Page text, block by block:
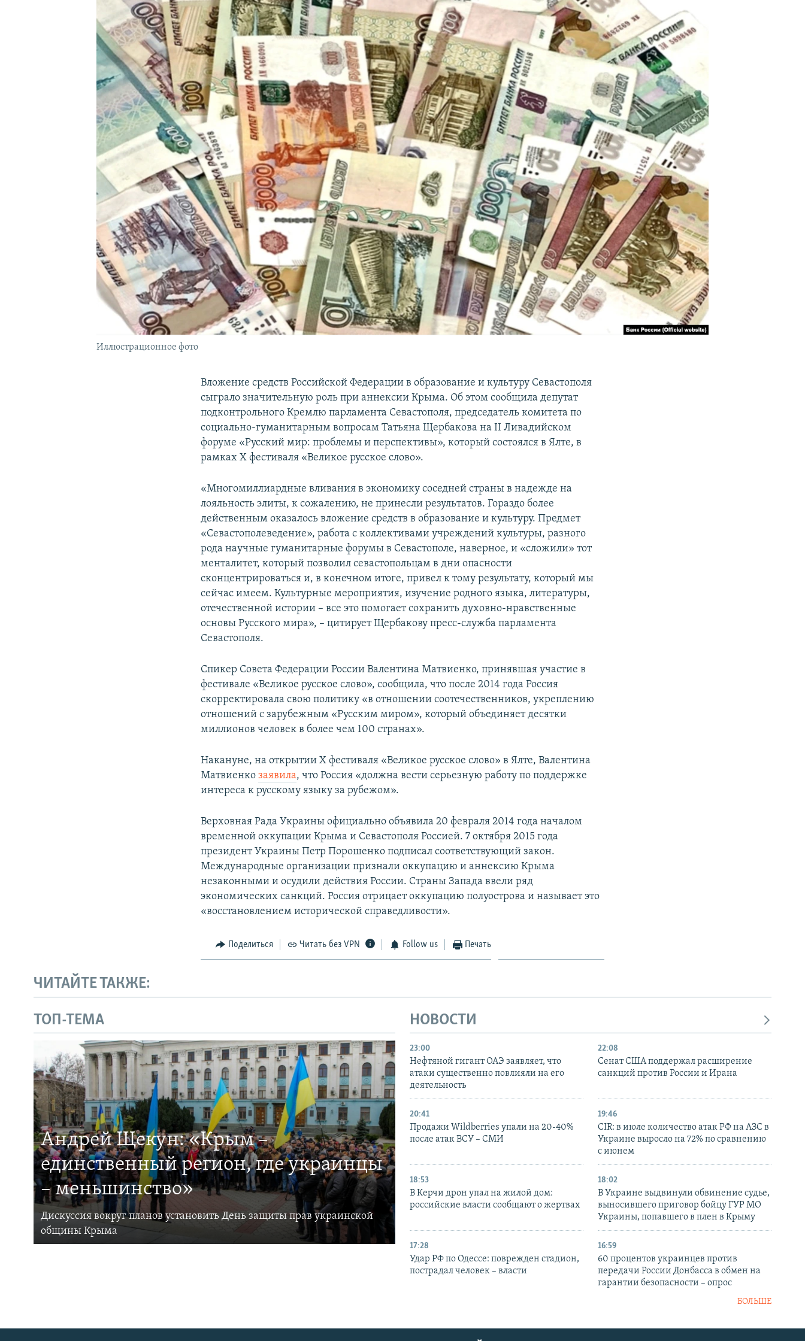
КРЫМ.НЕПОКОРЕННЫЙ
УКРАИНСКАЯ ПРОБЛЕМА КРЫМА
Иллюстрационное фото
Вложение средств Российской Федерации в образование и культуру Севастополя
сыграло значительную роль при аннексии Крыма. Об этом сообщила депутат
подконтрольного Кремлю парламента Севастополя, председатель комитета по
социально-гуманитарным вопросам Татьяна Щербакова на II Ливадийском
форуме «Русский мир: проблемы и перспективы», который состоялся в Ялте, в
рамках Х фестиваля «Великое русское слово».
«Многомиллиардные вливания в экономику соседней страны в надежде на
лояльность элиты, к сожалению, не принесли результатов. Гораздо более
действенным оказалось вложение средств в образование и культуру. Предмет
«Севастополеведение», работа с коллективами учреждений культуры, разного
рода научные гуманитарные форумы в Севастополе, наверное, и «сложили» тот
менталитет, который позволил севастопольцам в дни опасности
сконцентрироваться и, в конечном итоге, привел к тому результату, который мы
сейчас имеем. Культурные мероприятия, изучение родного языка, литературы,
отечественной истории – все это помогает сохранить духовно-нравственные
основы Русского мира», – цитирует Щербакову пресс-служба парламента
Севастополя.
Спикер Совета Федерации России Валентина Матвиенко, принявшая участие в
фестивале «Великое русское слово», сообщила, что после 2014 года Россия
скорректировала свою политику «в отношении соотечественников, укреплению
отношений с зарубежным «Русским миром», который объединяет десятки
миллионов человек в более чем 100 странах».
Накануне, на открытии Х фестиваля «Великое русское слово» в Ялте, Валентина
Матвиенкозаявила, что Россия «должна вести серьезную работу по поддержке
интереса к русскому языку за рубежом».
Верховная Рада Украины официально объявила 20 февраля 2014 года началом
временной оккупации Крыма и Севастополя Россией. 7 октября 2015 года
президент Украины Петр Порошенко подписал соответствующий закон.
Международные организации признали оккупацию и аннексию Крыма
незаконными и осудили действия России. Страны Запада ввели ряд
экономических санкций. Россия отрицает оккупацию полуострова и называет это
«восстановлением исторической справедливости».
Поделиться Читать без VPN Follow us Печать
ЧИТАЙТЕ ТАКЖЕ:
ТОП-ТЕМА
Андрей Щекун: «Крым –
единственный регион, где украинцы
– меньшинство»
Дискуссия вокруг планов установить День защиты прав украинской
общины Крыма
НОВОСТИ
23:00
Нефтяной гигант ОАЭ заявляет, что
атаки существенно повлияли на его
деятельность
22:08
Сенат США поддержал расширение
санкций против России и Ирана
20:41
Продажи Wildberries упали на 20-40%
после атак ВСУ – СМИ
19:46
CIR: в июле количество атак РФ на АЗС в
Украине выросло на 72% по сравнению
с июнем
18:53
В Керчи дрон упал на жилой дом:
российские власти сообщают о жертвах
18:02
В Украине выдвинули обвинение судье,
выносившего приговор бойцу ГУР МО
Украины, попавшего в плен в Крыму
17:28
Удар РФ по Одессе: поврежден стадион,
пострадал человек – власти
16:59
60 процентов украинцев против
передачи России Донбасса в обмен на
гарантии безопасности – опрос
БОЛЬШЕ